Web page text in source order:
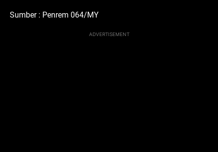
Sumber : Penrem 064/MY
ADVERTISEMENT